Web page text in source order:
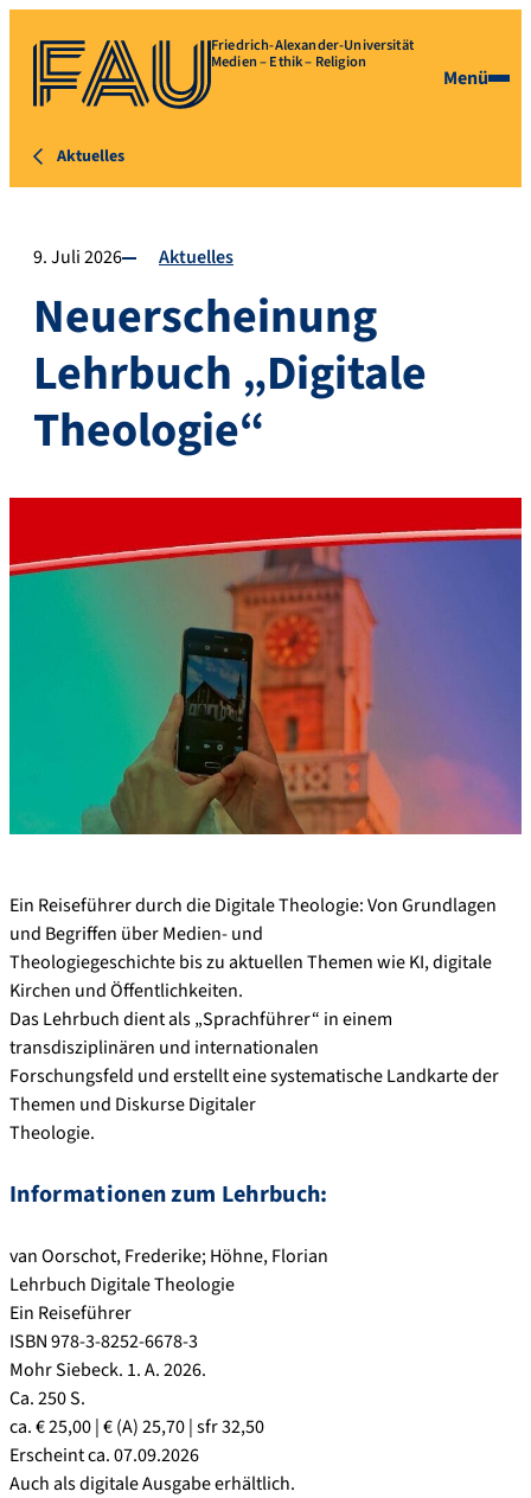
Friedrich-Alexander-Universität
Medien – Ethik – Religion
Menü
Aktuelles
9. Juli 2026 Aktuelles
Neuerscheinung
Lehrbuch „Digitale
Theologie“
Ein Reiseführer durch die Digitale Theologie: Von Grundlagen
und Begriffen über Medien- und
Theologiegeschichte bis zu aktuellen Themen wie KI, digitale
Kirchen und Öffentlichkeiten.
Das Lehrbuch dient als „Sprachführer“ in einem
transdisziplinären und internationalen
Forschungsfeld und erstellt eine systematische Landkarte der
Themen und Diskurse Digitaler
Theologie.
Informationen zum Lehrbuch:
van Oorschot, Frederike; Höhne, Florian
Lehrbuch Digitale Theologie
Ein Reiseführer
ISBN 978-3-8252-6678-3
Mohr Siebeck. 1. A. 2026.
Ca. 250 S.
ca. € 25,00 | € (A) 25,70 | sfr 32,50
Erscheint ca. 07.09.2026
Auch als digitale Ausgabe erhältlich.